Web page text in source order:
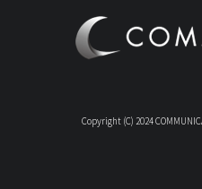
Copyright (C) 2024